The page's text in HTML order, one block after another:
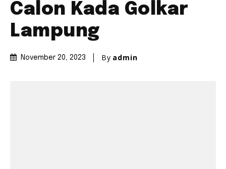
Calon Kada Golkar
Lampung
November 20, 2023 By admin